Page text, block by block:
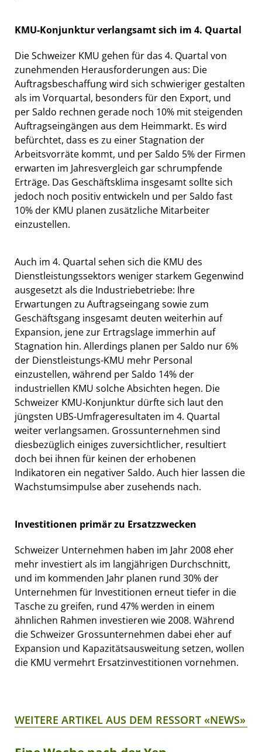
KMU-Konjunktur verlangsamt sich im 4. Quartal
Die Schweizer KMU gehen für das 4. Quartal von
zunehmenden Herausforderungen aus: Die
Auftragsbeschaffung wird sich schwieriger gestalten
als im Vorquartal, besonders für den Export, und
per Saldo rechnen gerade noch 10% mit steigenden
Auftragseingängen aus dem Heimmarkt. Es wird
befürchtet, dass es zu einer Stagnation der
Arbeitsvorräte kommt, und per Saldo 5% der Firmen
erwarten im Jahresvergleich gar schrumpfende
Erträge. Das Geschäftsklima insgesamt sollte sich
jedoch noch positiv entwickeln und per Saldo fast
10% der KMU planen zusätzliche Mitarbeiter
einzustellen.
Auch im 4. Quartal sehen sich die KMU des
Dienstleistungssektors weniger starkem Gegenwind
ausgesetzt als die Industriebetriebe: Ihre
Erwartungen zu Auftragseingang sowie zum
Geschäftsgang insgesamt deuten weiterhin auf
Expansion, jene zur Ertragslage immerhin auf
Stagnation hin. Allerdings planen per Saldo nur 6%
der Dienstleistungs-KMU mehr Personal
einzustellen, während per Saldo 14% der
industriellen KMU solche Absichten hegen. Die
Schweizer KMU-Konjunktur dürfte sich laut den
jüngsten UBS-Umfrageresultaten im 4. Quartal
weiter verlangsamen. Grossunternehmen sind
diesbezüglich einiges zuversichtlicher, resultiert
doch bei ihnen für keinen der erhobenen
Indikatoren ein negativer Saldo. Auch hier lassen die
Wachstumsimpulse aber zusehends nach.
Investitionen primär zu Ersatzzwecken
Schweizer Unternehmen haben im Jahr 2008 eher
mehr investiert als im langjährigen Durchschnitt,
und im kommenden Jahr planen rund 30% der
Unternehmen für Investitionen erneut tiefer in die
Tasche zu greifen, rund 47% werden in einem
ähnlichen Rahmen investieren wie 2008. Während
die Schweizer Grossunternehmen dabei eher auf
Expansion und Kapazitätsausweitung setzen, wollen
die KMU vermehrt Ersatzinvestitionen vornehmen.
WEITERE ARTIKEL AUS DEM RESSORT «NEWS»